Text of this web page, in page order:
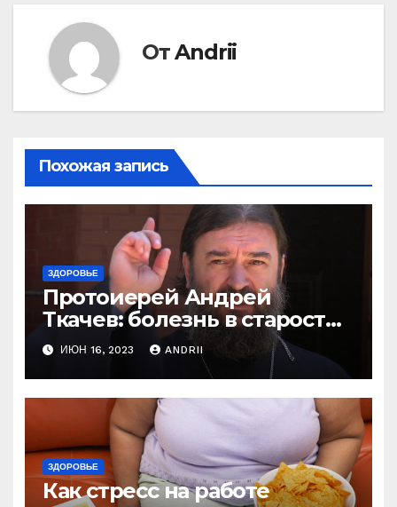
ОтAndrii
Похожая запись
ЗДОРОВЬЕ
Протоиерей Андрей
Ткачев: болезнь в старости
— это расплата за грехи?
Вот те раз!
ИЮН 16, 2023 ANDRII
ЗДОРОВЬЕ
Как стресс на работе